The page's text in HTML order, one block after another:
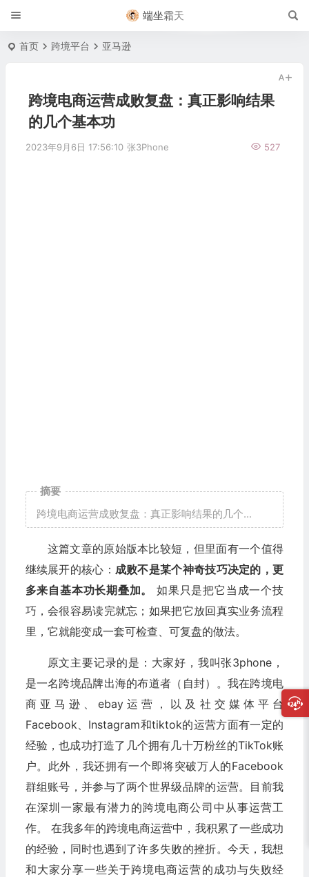
端坐霜天
首页 跨境平台 亚马逊
跨境电商运营成败复盘：真正影响结果
的几个基本功
2023年9月6日 17:56:10 张3Phone 527
摘要
跨境电商运营成败复盘：真正影响结果的几个...
这篇文章的原始版本比较短，但里面有一个值得
继续展开的核心： 成败不是某个神奇技巧决定的，更
多来自基本功长期叠加。
如果只是把它当成一个技
巧，会很容易读完就忘；如果把它放回真实业务流程
里，它就能变成一套可检查、可复盘的做法。
原文主要记录的是：大家好，我叫张3phone，
是一名跨境品牌出海的布道者（自封）。我在跨境电
商亚马逊、ebay运营，以及社交媒体平台
Facebook、Instagram和tiktok的运营方面有一定的
经验，也成功打造了几个拥有几十万粉丝的TikTok账
户。此外，我还拥有一个即将突破万人的Facebook
群组账号，并参与了两个世界级品牌的运营。目前我
在深圳一家最有潜力的跨境电商公司中从事运营工
作。 在我多年的跨境电商运营中，我积累了一些成功
的经验，同时也遇到了许多失败的挫折。今天，我想
和大家分享一些关于跨境电商运营的成功与失败经